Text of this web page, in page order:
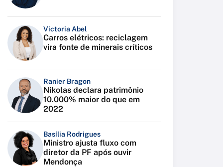
Victoria Abel
Carros elétricos: reciclagem
vira fonte de minerais críticos
Ranier Bragon
Nikolas declara patrimônio
10.000% maior do que em
2022
Basília Rodrigues
Ministro ajusta fluxo com
diretor da PF após ouvir
Mendonça